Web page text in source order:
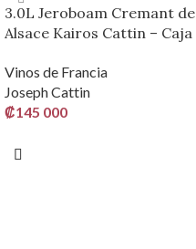
3.0L Jeroboam Cremant de
Alsace Kairos Cattin – Caja
Vinos de Francia
Joseph Cattin
₡145 000